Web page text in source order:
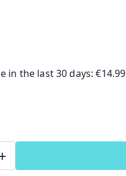
in the last 30 days:€14.99